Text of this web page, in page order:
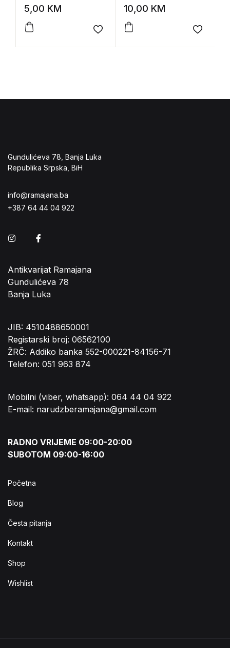
5,00 KM
Add to wishlist
an-arhije
10,00 KM
Add to
Gundulićeva 78, Banja Luka
Republika Srpska, BiH
info@ramajana.ba
+387 64 44 04 922
Instagram
Antikvarijat Ramajana
Gundulićeva 78
Banja Luka
JIB: 4510488650001
Registarski broj: 06562100
ŽRČ: Addiko banka 552-000221-84156-71
Telefon: 051 963 874
Mobilni (viber, whatsapp): 064 44 04 922
E-mail: narudzberamajana@gmail.com
RADNO VRIJEME 09:00-20:00
SUBOTOM 09:00-16:00
Početna
Blog
Česta pitanja
Kontakt
Shop
Wishlist